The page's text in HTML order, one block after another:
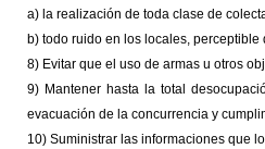
a) la realización de toda clase de
b) todo ruido en los locales,
8) Evitar que el uso de armas u otros
9) Mantener hasta la total
evacuación de la concurrencia y
10) Suministrar las informaciones que